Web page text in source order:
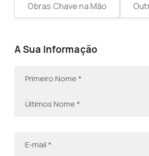
Obras Chave na Mão
A Sua Informação